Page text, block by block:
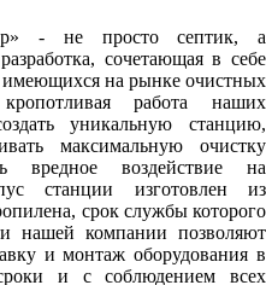
- не просто септик, а
сочетающая в себе
имеющихся на рынке очистных
работа наших
уникальную станцию,
максимальную очистку
воздействие на
станции изготовлен из
срок службы которого
нашей компании позволяют
и монтаж оборудования в
и с соблюдением всех